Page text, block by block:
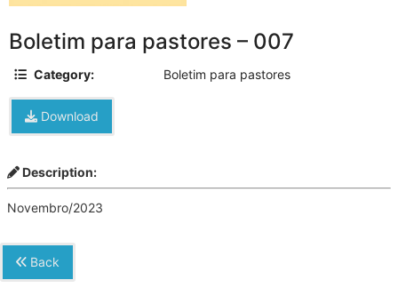
Boletim para pastores – 007
Category: Boletim para pastores
Download
Description:
Novembro/2023
Back